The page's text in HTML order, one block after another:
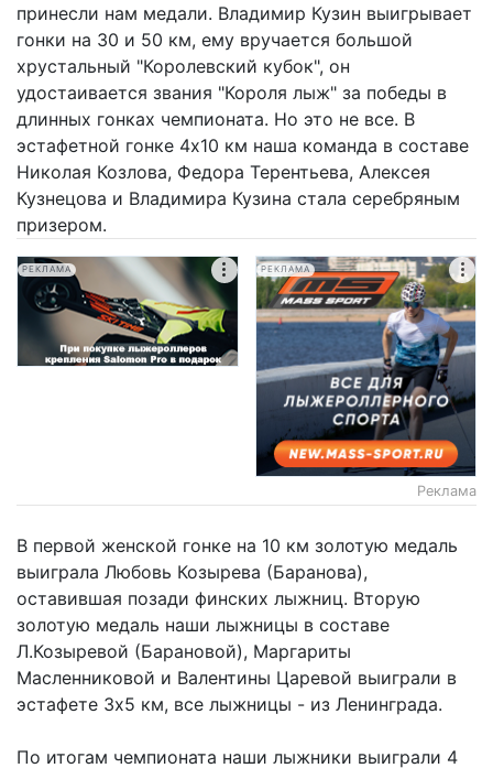
принесли нам медали. Владимир Кузин выигрывает
гонки на 30 и 50 км, ему вручается большой
хрустальный "Королевский кубок", он
удостаивается звания "Короля лыж" за победы в
длинных гонках чемпионата. Но это не все. В
эстафетной гонке 4х10 км наша команда в составе
Николая Козлова, Федора Терентьева, Алексея
Кузнецова и Владимира Кузина стала серебряным
призером.
РЕКЛАМА РЕКЛАМА
Реклама
В первой женской гонке на 10 км золотую медаль
выиграла Любовь Козырева (Баранова),
оставившая позади финских лыжниц. Вторую
золотую медаль наши лыжницы в составе
Л.Козыревой (Барановой), Маргариты
Масленниковой и Валентины Царевой выиграли в
эстафете 3х5 км, все лыжницы - из Ленинграда.
По итогам чемпионата наши лыжники выиграли 4